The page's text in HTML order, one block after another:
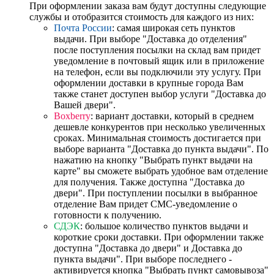
При оформлении заказа вам будут доступны следующие
службы и отобразится стоимость для каждого из них:
Почта России: самая широкая сеть пунктов
выдачи. При выборе "Доставка до отделения"
после поступления посылки на склад вам придет
уведомление в почтовый ящик или в приложение
на телефон, если вы подключили эту услугу. При
оформлении доставки в крупные города Вам
также станет доступен выбор услуги "Доставка до
Вашей двери".
Boxberry: вариант доставки, который в среднем
дешевле конкурентов при несколько увеличенных
сроках. Минимальная стоимость достигается при
выборе варианта "Доставка до пункта выдачи". По
нажатию на кнопку "Выбрать пункт выдачи на
карте" вы сможете выбрать удобное вам отделение
для получения. Также доступна "Доставка до
двери". При поступлении посылки в выбранное
отделение Вам придет СМС-уведомление о
готовности к получению.
СДЭК: большое количество пунктов выдачи и
короткие сроки доставки. При оформлении также
доступна "Доставка до двери" и Доставка до
пункта выдачи". При выборе последнего -
активируется кнопка "Выбрать пункт самовывоза"